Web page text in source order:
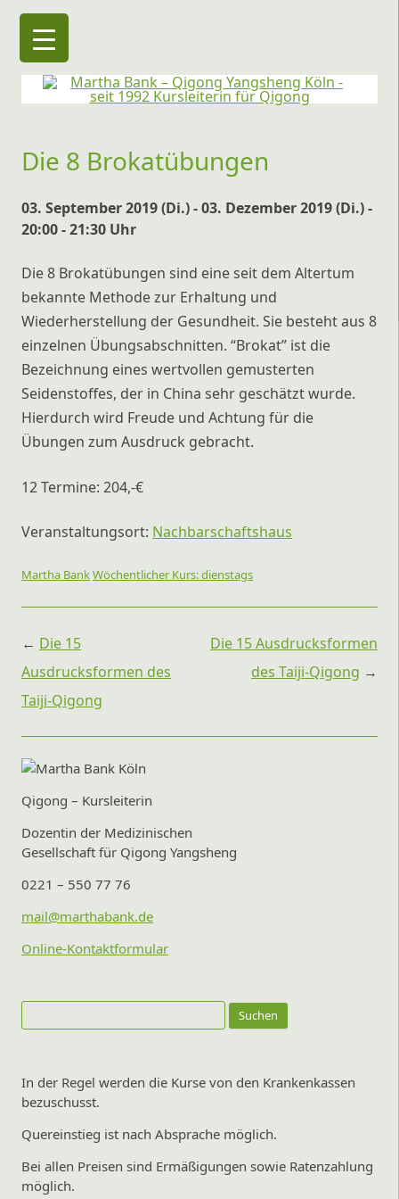
Martha Bank – Qigong Yangsheng Köln
seit 1992 Kursleiterin für Qigong
Die 8 Brokatübungen
03. September 2019 (Di.) - 03. Dezember 2019 (Di.) -
20:00 - 21:30 Uhr
Die 8 Brokatübungen sind eine seit dem Altertum
bekannte Methode zur Erhaltung und
Wiederherstellung der Gesundheit. Sie besteht aus 8
einzelnen Übungsabschnitten. “Brokat” ist die
Bezeichnung eines wertvollen gemusterten
Seidenstoffes, der in China sehr geschätzt wurde.
Hierdurch wird Freude und Achtung für die
Übungen zum Ausdruck gebracht.
12 Termine: 204,-€
Veranstaltungsort: Nachbarschaftshaus
Martha BankWöchentlicher Kurs: dienstags
Beitragsnavigation
← Die 15
Ausdrucksformen des
Taiji-Qigong
Die 15 Ausdrucksformen
des Taiji-Qigong →
Qigong – Kursleiterin
Dozentin der Medizinischen
Gesellschaft für Qigong Yangsheng
0221 – 550 77 76
mail@marthabank.de
Online-Kontaktformular
nach:
In der Regel werden die Kurse von den Krankenkassen
bezuschusst.
Quereinstieg ist nach Absprache möglich.
Bei allen Preisen sind Ermäßigungen sowie Ratenzahlung
möglich.